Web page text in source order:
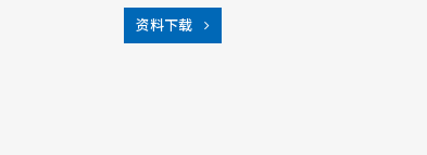
资料下载